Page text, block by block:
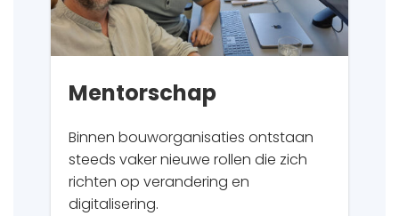
Mentorschap
Binnen bouworganisaties ontstaan
steeds vaker nieuwe rollen die zich
richten op verandering en
digitalisering.